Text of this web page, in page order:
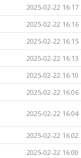
2025-02-22 16:17
2025-02-22 16:16
2025-02-22 16:15
2025-02-22 16:13
2025-02-22 16:10
2025-02-22 16:06
2025-02-22 16:04
2025-02-22 16:02
2025-02-22 16:00